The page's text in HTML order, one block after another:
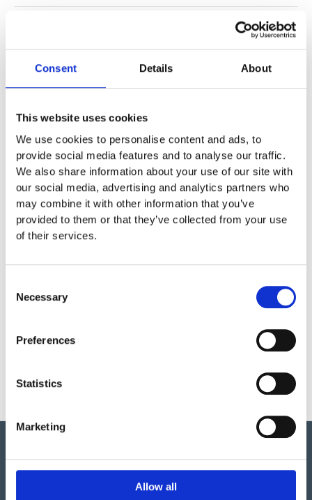
Consent Details About
This website uses cookies
We use cookies to personalise content and ads, to
provide social media features and to analyse our traffic.
We also share information about your use of our site with
our social media, advertising and analytics partners who
may combine it with other information that you’ve
provided to them or that they’ve collected from your use
of their services.
Selection
Necessary
Preferences
Statistics
Marketing
Allow all
0.34 x 0.34 x 0.55 m
0.4 m
Skötsel
Garantivillkor
DWG, produktblad, teknisk information, bilder etc.